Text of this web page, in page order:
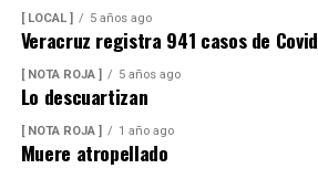
[ LOCAL ] 5 años ago
Veracruz registra 941 casos de Covid
[ NOTA ROJA ] 5 años ago
Lo descuartizan
[ NOTA ROJA ] 1 año ago
Muere atropellado